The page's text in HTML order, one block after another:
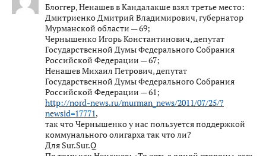
Блоггер, Ненашев в Кандалакше взял третье место:
Дмитриенко Дмитрий Владимирович, губернатор
Мурманской области — 69;
Чернышенко Игорь Константинович, депутат
Государственной Думы Федерального Собрания
Российской Федерации — 67;
Ненашев Михаил Петрович, депутат
Государственной Думы Федерального Собрания
Российской Федерации — 61;
http://nord-news.ru/murman_news/2011/07/25/?
newsid=17771,
так что Чернышенко у нас пользуется поддержкой
коммунального олигарха так что ли?
Для Sur.Sur.Q